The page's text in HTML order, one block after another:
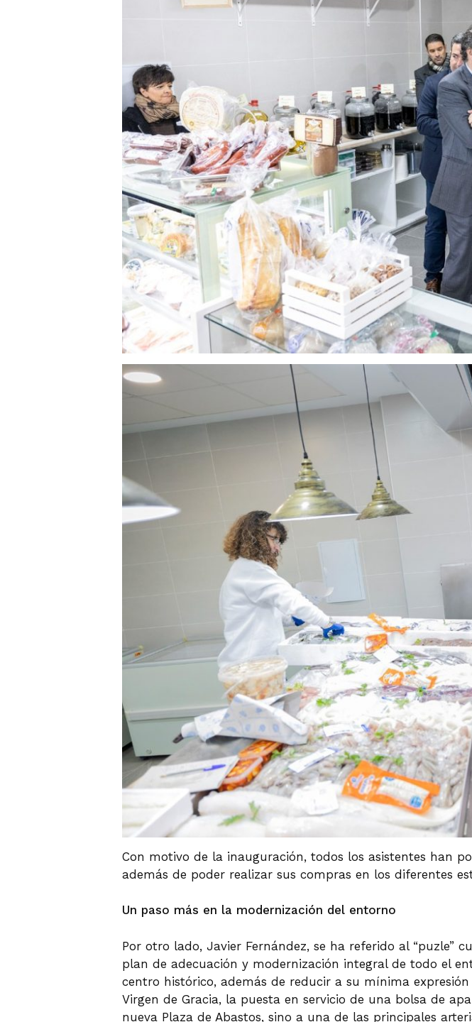
Con motivo de la inauguración, todos los asistentes han
además de poder realizar sus compras en los diferentes
Un paso más en la modernización del entorno
Por otro lado, Javier Fernández, se ha referido al “puzle”
plan de adecuación y modernización integral de todo el
centro histórico, además de reducir a su mínima
Virgen de Gracia, la puesta en servicio de una bolsa de
nueva Plaza de Abastos, sino a una de las principales